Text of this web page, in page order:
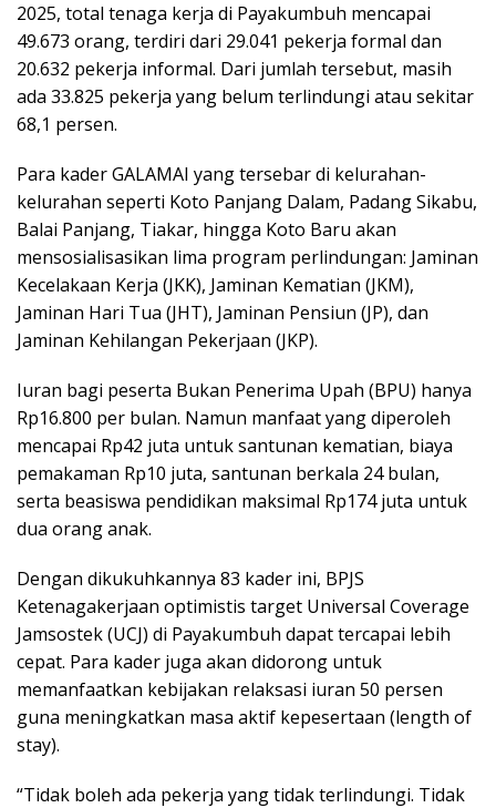
2025, total tenaga kerja di Payakumbuh mencapai
49.673 orang, terdiri dari 29.041 pekerja formal dan
20.632 pekerja informal. Dari jumlah tersebut, masih
ada 33.825 pekerja yang belum terlindungi atau sekitar
68,1 persen.
Para kader GALAMAI yang tersebar di kelurahan-
kelurahan seperti Koto Panjang Dalam, Padang Sikabu,
Balai Panjang, Tiakar, hingga Koto Baru akan
mensosialisasikan lima program perlindungan: Jaminan
Kecelakaan Kerja (JKK), Jaminan Kematian (JKM),
Jaminan Hari Tua (JHT), Jaminan Pensiun (JP), dan
Jaminan Kehilangan Pekerjaan (JKP).
Iuran bagi peserta Bukan Penerima Upah (BPU) hanya
Rp16.800 per bulan. Namun manfaat yang diperoleh
mencapai Rp42 juta untuk santunan kematian, biaya
pemakaman Rp10 juta, santunan berkala 24 bulan,
serta beasiswa pendidikan maksimal Rp174 juta untuk
dua orang anak.
Dengan dikukuhkannya 83 kader ini, BPJS
Ketenagakerjaan optimistis target Universal Coverage
Jamsostek (UCJ) di Payakumbuh dapat tercapai lebih
cepat. Para kader juga akan didorong untuk
memanfaatkan kebijakan relaksasi iuran 50 persen
guna meningkatkan masa aktif kepesertaan (length of
stay).
“Tidak boleh ada pekerja yang tidak terlindungi. Tidak